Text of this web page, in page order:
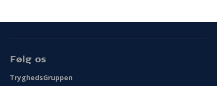
Følg os
TryghedsGruppen